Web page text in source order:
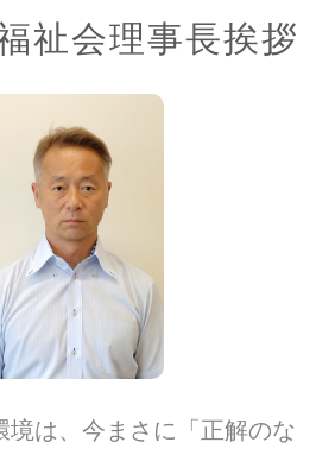
祉会理事長挨拶
境は、今まさに「正解のな